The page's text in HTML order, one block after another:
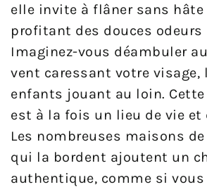
elle invite à flâner sans
profitant des douces odeurs
Imaginez-vous déambuler
vent caressant votre visage,
enfants jouant au loin.
est à la fois un lieu de vie et
Les nombreuses maisons
qui la bordent ajoutent un
authentique, comme si